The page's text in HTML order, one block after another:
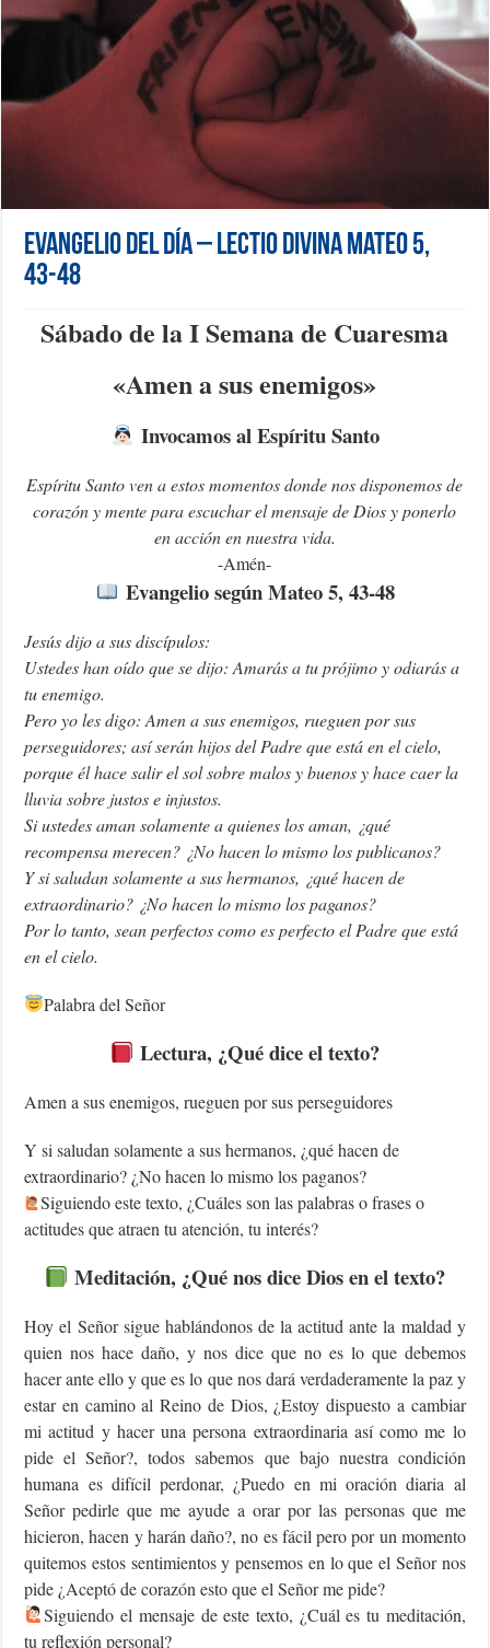
Evangelio del día – Lectio Divina Mateo 5,
43-48
Sábado de la I Semana de Cuaresma
«Amen a sus enemigos»
Invocamos al Espíritu Santo
Espíritu Santo ven a estos momentos donde nos disponemos de
corazón y mente para escuchar el mensaje de Dios y ponerlo
en acción en nuestra vida.
-Amén-
Evangelio según Mateo 5, 43-48
Jesús dijo a sus discípulos:
Ustedes han oído que se dijo: Amarás a tu prójimo y odiarás a
tu enemigo.
Pero yo les digo: Amen a sus enemigos, rueguen por sus
perseguidores; así serán hijos del Padre que está en el cielo,
porque él hace salir el sol sobre malos y buenos y hace caer la
lluvia sobre justos e injustos.
Si ustedes aman solamente a quienes los aman, ¿qué
recompensa merecen? ¿No hacen lo mismo los publicanos?
Y si saludan solamente a sus hermanos, ¿qué hacen de
extraordinario? ¿No hacen lo mismo los paganos?
Por lo tanto, sean perfectos como es perfecto el Padre que está
en el cielo.
Palabra del Señor
Lectura, ¿Qué dice el texto?
Amen a sus enemigos, rueguen por sus perseguidores
Y si saludan solamente a sus hermanos, ¿qué hacen de
extraordinario? ¿No hacen lo mismo los paganos?
Siguiendo este texto, ¿Cuáles son las palabras o frases o
actitudes que atraen tu atención, tu interés?
Meditación, ¿Qué nos dice Dios en el texto?
Hoy el Señor sigue hablándonos de la actitud ante la maldad y
quien nos hace daño, y nos dice que no es lo que debemos
hacer ante ello y que es lo que nos dará verdaderamente la paz y
estar en camino al Reino de Dios, ¿Estoy dispuesto a cambiar
mi actitud y hacer una persona extraordinaria así como me lo
pide el Señor?, todos sabemos que bajo nuestra condición
humana es difícil perdonar, ¿Puedo en mi oración diaria al
Señor pedirle que me ayude a orar por las personas que me
hicieron, hacen y harán daño?, no es fácil pero por un momento
quitemos estos sentimientos y pensemos en lo que el Señor nos
pide ¿Aceptó de corazón esto que el Señor me pide?
Siguiendo el mensaje de este texto, ¿Cuál es tu meditación,
tu reflexión personal?